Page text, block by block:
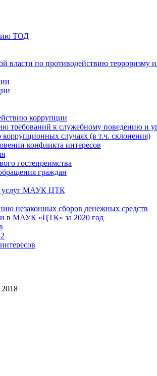
ТОД
власти по противодействию терроризму
коррупции
требований к служебному поведению и
случаях (в т.ч. склонения)
конфликта интересов
гостепреимства
граждан
услуг МАУК ЦТК
незаконных сборов денежных средств
в МАУК «ЦТК» за 2020 год